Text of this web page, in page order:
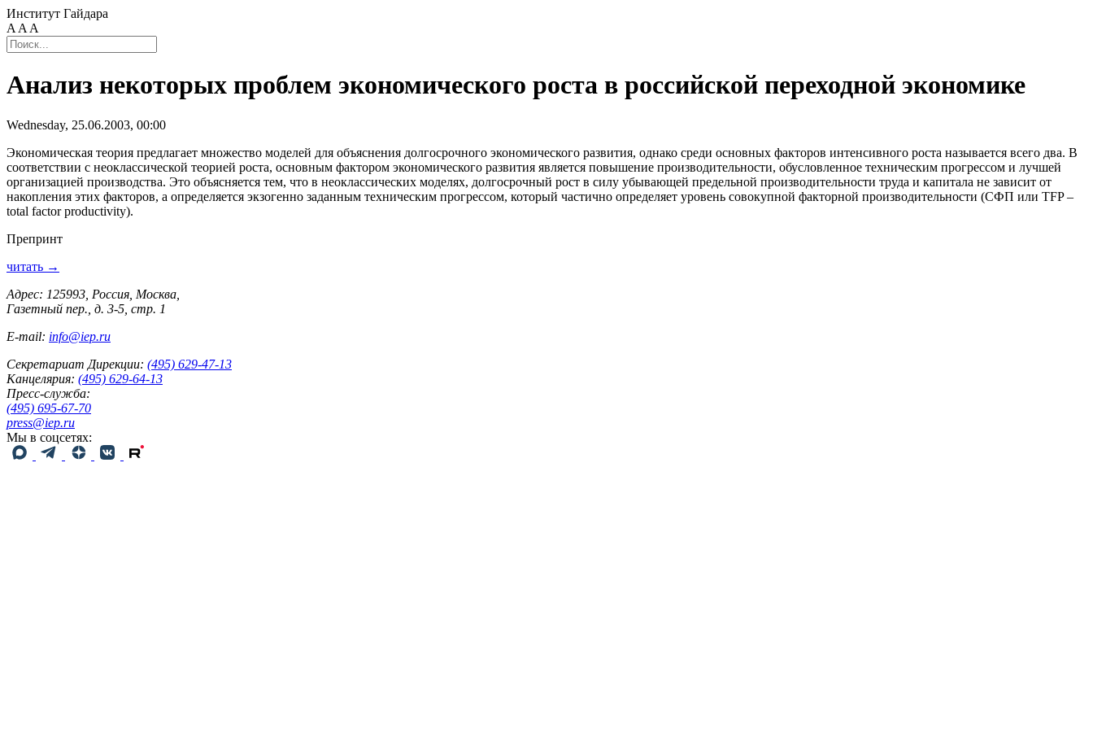
Институт Гайдара
A A A
Анализ некоторых проблем экономического роста в российской переходной экономике
Wednesday, 25.06.2003, 00:00
Экономическая теория предлагает множество моделей для объяснения долгосрочного экономического развития, однако среди основных факторов интенсивного роста называется всего два. В
соответствии с неоклассической теорией роста, основным фактором экономического развития является повышение производительности, обусловленное техническим прогрессом и лучшей
организацией производства. Это объясняется тем, что в неоклассических моделях, долгосрочный рост в силу убывающей предельной производительности труда и капитала не зависит от
накопления этих факторов, а определяется экзогенно заданным техническим прогрессом, который частично определяет уровень совокупной факторной производительности (СФП или TFP –
total factor productivity).
Препринт
читать →
Адрес: 125993, Россия, Москва,
Газетный пер., д. 3-5, стр. 1
E-mail: info@iep.ru
Секретариат Дирекции: (495) 629-47-13
Канцелярия: (495) 629-64-13
Пресс-служба:
(495) 695-67-70
press@iep.ru
Мы в соцсетях: